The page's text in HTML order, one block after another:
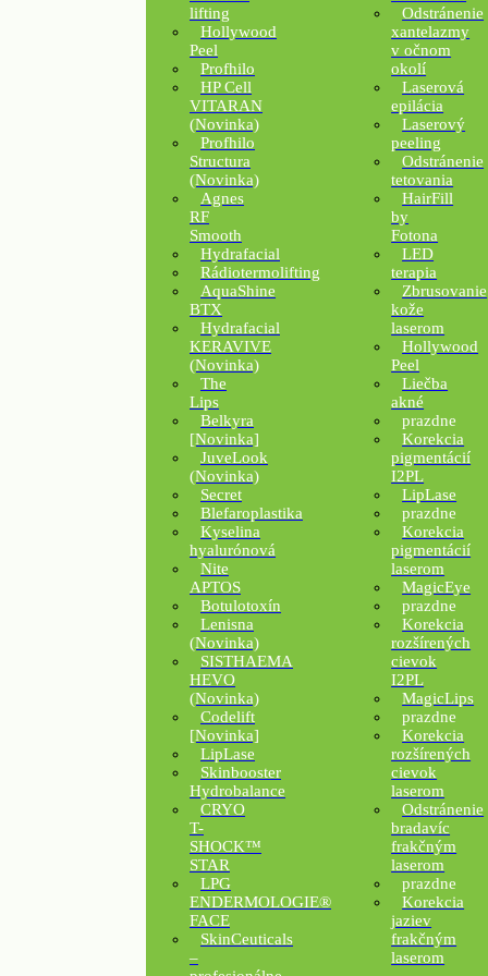
lifting
Hollywood
Peel
Profhilo
HP Cell
VITARAN
(Novinka)
Profhilo
Structura
(Novinka)
Agnes
RF
Smooth
Hydrafacial
Rádiotermolifting
AquaShine
BTX
Hydrafacial
KERAVIVE
(Novinka)
The
Lips
Belkyra
[Novinka]
JuveLook
(Novinka)
Secret
Blefaroplastika
Kyselina
hyalurónová
Nite
APTOS
Botulotoxín
Lenisna
(Novinka)
SISTHAEMA
HEVO
(Novinka)
Codelift
[Novinka]
LipLase
Skinbooster
Hydrobalance
CRYO
T-
SHOCK™
STAR
LPG
ENDERMOLOGIE®
FACE
SkinCeuticals
–
Odstránenie
xantelazmy
v očnom
okolí
Laserová
epilácia
Laserový
peeling
Odstránenie
tetovania
HairFill
by
Fotona
LED
terapia
Zbrusovanie
kože
laserom
Hollywood
Peel
Liečba
akné
prazdne
Korekcia
pigmentácií
I2PL
LipLase
prazdne
Korekcia
pigmentácií
laserom
MagicEye
prazdne
Korekcia
rozšírených
cievok
I2PL
MagicLips
prazdne
Korekcia
rozšírených
cievok
laserom
Odstránenie
bradavíc
frakčným
laserom
prazdne
Korekcia
jaziev
frakčným
laserom